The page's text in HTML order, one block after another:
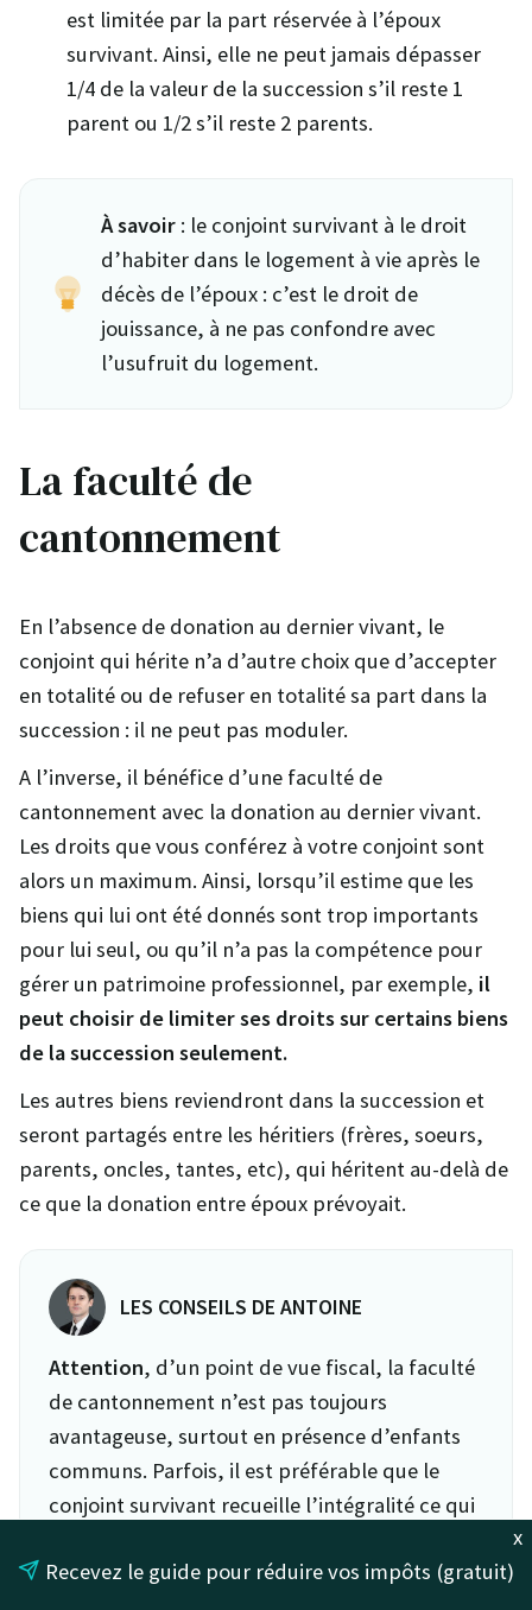
est limitée par la part réservée à l’époux
survivant. Ainsi, elle ne peut jamais dépasser
1/4 de la valeur de la succession s’il reste 1
parent ou 1/2 s’il reste 2 parents.
À savoir : le conjoint survivant à le droit
d’habiter dans le logement à vie après le
décès de l’époux : c’est le droit de
jouissance, à ne pas confondre avec
l’usufruit du logement.
La faculté de
cantonnement
En l’absence de donation au dernier vivant, le
conjoint qui hérite n’a d’autre choix que d’accepter
en totalité ou de refuser en totalité sa part dans la
succession : il ne peut pas moduler.
A l’inverse, il bénéfice d’une faculté de
cantonnement avec la donation au dernier vivant.
Les droits que vous conférez à votre conjoint sont
alors un maximum. Ainsi, lorsqu’il estime que les
biens qui lui ont été donnés sont trop importants
pour lui seul, ou qu’il n’a pas la compétence pour
gérer un patrimoine professionnel, par exemple, il
peut choisir de limiter ses droits sur certains biens
de la succession seulement.
Les autres biens reviendront dans la succession et
seront partagés entre les héritiers (frères, soeurs,
parents, oncles, tantes, etc), qui héritent au-delà de
ce que la donation entre époux prévoyait.
LES CONSEILS DE ANTOINE
Attention, d’un point de vue fiscal, la faculté
de cantonnement n’est pas toujours
avantageuse, surtout en présence d’enfants
communs. Parfois, il est préférable que le
conjoint survivant recueille l’intégralité ce qui
fasse une donation à ses enfants, afin que ces
x
Recevez le guide pour réduire vos impôts (gratuit)